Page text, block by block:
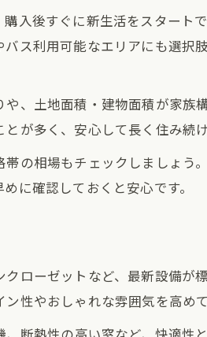
入後すぐに新生活をスタート
ス利用可能なエリアにも選択
、土地面積・建物面積が家族
が多く、安心して長く住み続
の相場もチェックしましょう
に確認しておくと安心です。
ローゼットなど、最新設備が
性やおしゃれな雰囲気を高めて